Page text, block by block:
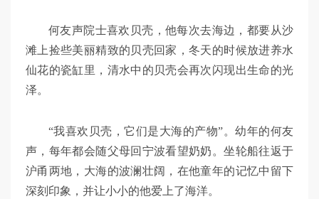
何友声院士喜欢贝壳，他每次去海边，都要从沙
滩上捡些美丽精致的贝壳回家，冬天的时候放进养水
仙花的瓷缸里，清水中的贝壳会再次闪现出生命的光
泽。
“我喜欢贝壳，它们是大海的产物”。幼年的何友
声，每年都会随父母回宁波看望奶奶。坐轮船往返于
沪甬两地，大海的波澜壮阔，在他童年的记忆中留下
深刻印象，并让小小的他爱上了海洋。